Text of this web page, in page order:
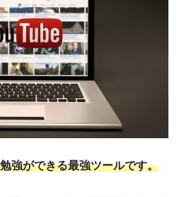
強ができる最強ツールです。